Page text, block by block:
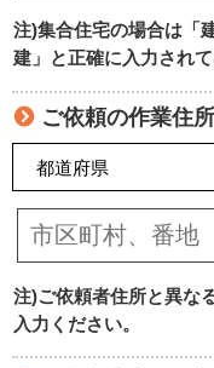
注)集合住宅の場合は「
建」と正確に入力され
ご依頼の作業住所
注)ご依頼者住所と異な
入力ください。